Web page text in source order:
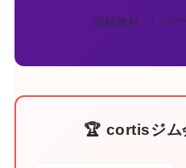
登録無料・いつ
🏆 cortisジム